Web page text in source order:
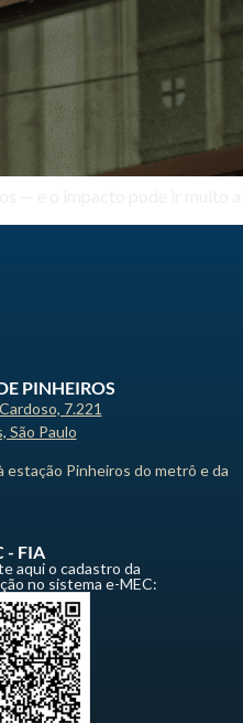
PINHEIROS
7.221
São Paulo
estação Pinheiros do metrô e da
- FIA
aqui o cadastro da
no sistema e-MEC: